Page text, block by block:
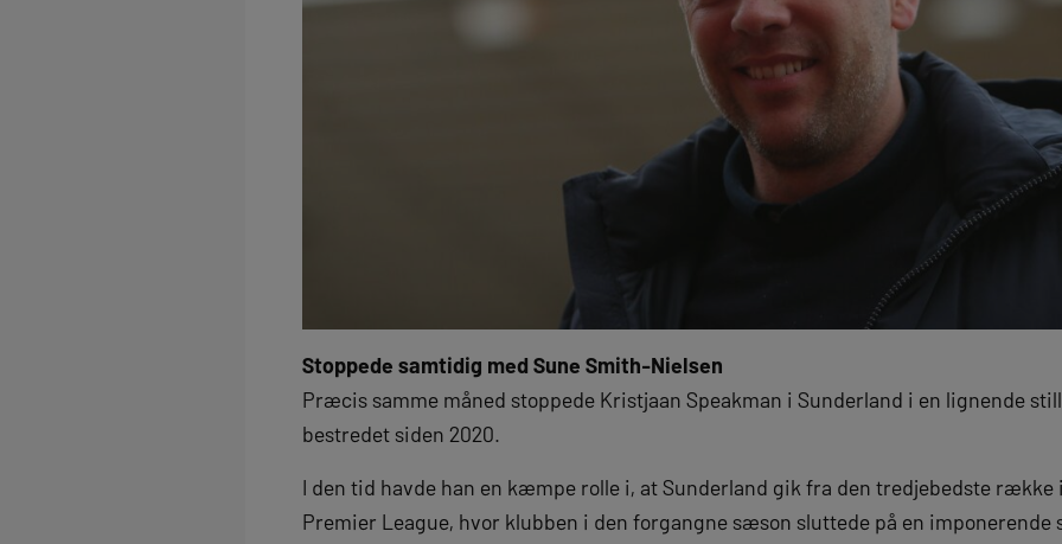
Stoppede samtidig med Sune Smith-Nielsen
Præcis samme måned stoppede Kristjaan Speakman i Sunderland i en lignende
bestredet siden 2020.
I den tid havde han en kæmpe rolle i, at Sunderland gik fra den tredjebedste række
Premier League, hvor klubben i den forgangne sæson sluttede på en imponerende